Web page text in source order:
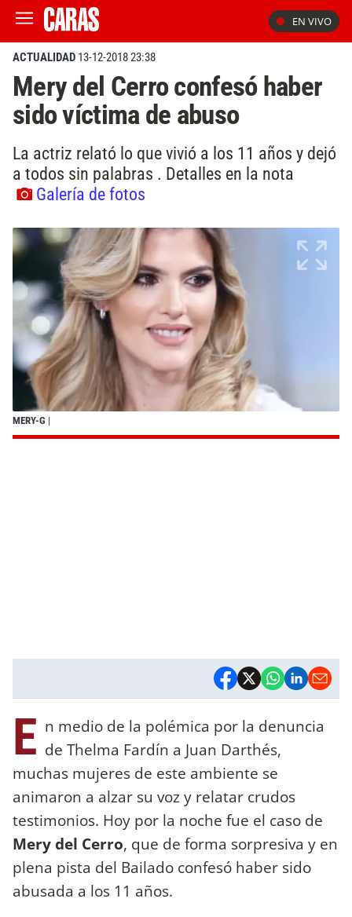
EN VIVO
ACTUALIDAD 13-12-2018 23:38
Mery del Cerro confesó haber
sido víctima de abuso
La actriz relató lo que vivió a los 11 años y dejó
a todos sin palabras . Detalles en la nota
Galería de fotos
MERY-G |
E n medio de la polémica por la denuncia
de Thelma Fardín a Juan Darthés,
muchas mujeres de este ambiente se
animaron a alzar su voz y relatar crudos
testimonios. Hoy por la noche fue el caso de
Mery del Cerro, que de forma sorpresiva y en
plena pista del Bailado confesó haber sido
abusada a los 11 años.